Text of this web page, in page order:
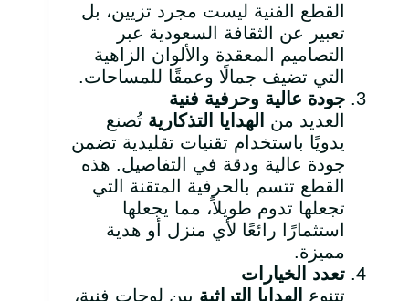
القطع الفنية ليست مجرد تزيين، بل
تعبير عن الثقافة السعودية عبر
التصاميم المعقدة والألوان الزاهية
التي تضيف جمالًا وعمقًا للمساحات.
جودة عالية وحرفية فنية
العديد من
الهدايا التذكارية تُصنع
يدويًا باستخدام تقنيات تقليدية تضمن
جودة عالية ودقة في التفاصيل. هذه
القطع تتسم بالحرفية المتقنة التي
تجعلها تدوم طويلاً، مما يجعلها
استثمارًا رائعًا لأي منزل أو هدية
مميزة.
تعدد الخيارات
تتنوع
الهدايا التراثية بين لوحات فنية،